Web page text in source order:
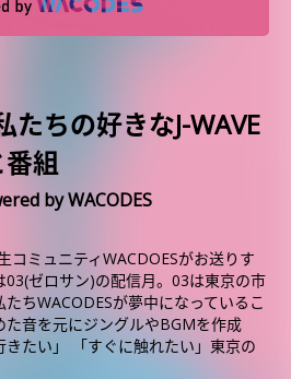
たちの好きなJ-WAVE
組
by WACODES
コミュニティWACDOESがお送りす
ゼロサン)の配信月。03は東京の市
ちWACODESが夢中になっているこ
た音を元にジングルやBGMを作成
きたい」 「すぐに触れたい」東京の